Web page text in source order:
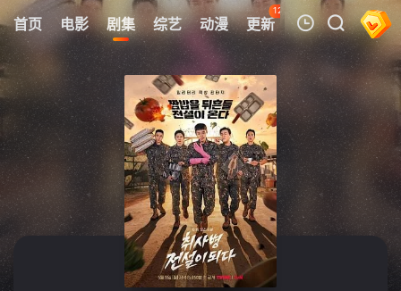
首页 电影 剧集 综艺 动漫 更新
120
热榜 APP
我的观影记录
暂无观看影片的记录